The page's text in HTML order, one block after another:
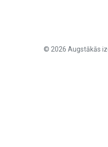
© 2026 Augstākās